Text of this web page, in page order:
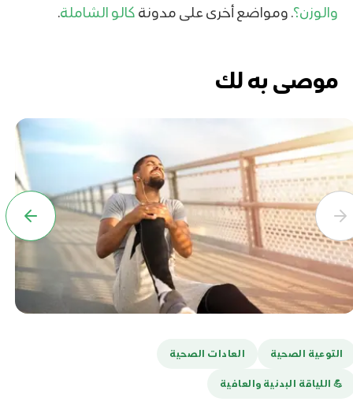
والوزن؟. ومواضع أخرى على مدونة كالو الشاملة.
موصى به لك
التوعية الصحية العادات الصحية
💪️ اللياقة البدنية والعافية